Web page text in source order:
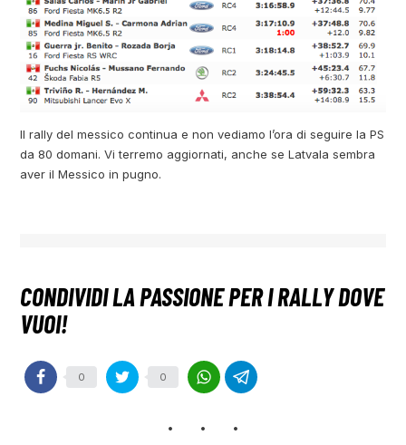
Il rally del messico continua e non vediamo l’ora di seguire la PS
da 80 domani. Vi terremo aggiornati, anche se Latvala sembra
aver il Messico in pugno.
0 0